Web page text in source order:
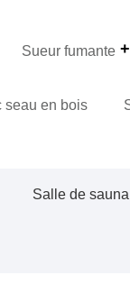
Sueur fumante
seau en bois
Salle de